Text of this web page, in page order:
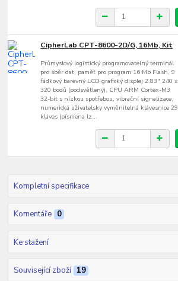
CipherLab CPT-8600-2D/G, 16Mb, Kit
Průmyslový logistický programovatelný terminál
pro sběr dat, paměť pro program 16 Mb Flash, 9
řádkový barevný LCD grafický displej 2.83" 240 x
320 bodů (podsvětlený), CPU ARM Cortex-M3
32-bit s nízkou spotřebou, vibrační signalizace,
numerická uživatelsky vyměnitelná klávesnice 29
kláves (písmena lz...
Kompletní specifikace
Komentáře 0
Ke stažení
Související zboží 19